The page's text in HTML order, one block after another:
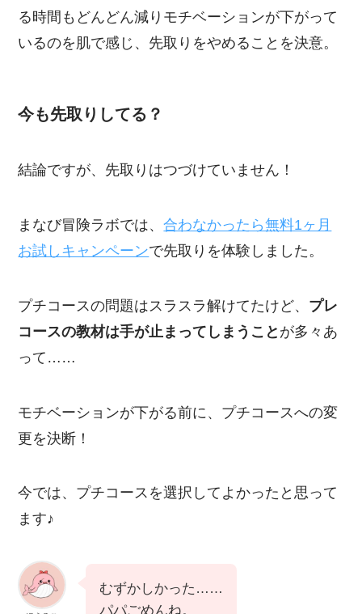
る時間もどんどん減りモチベーションが下がって
いるのを肌で感じ、先取りをやめることを決意。
今も先取りしてる？
結論ですが、先取りはつづけていません！
まなび冒険ラボでは、合わなかったら無料1ヶ月
お試しキャンペーンで先取りを体験しました。
プチコースの問題はスラスラ解けてたけど、 プレ
コースの教材は手が止まってしまうこと が多々あ
って……
モチベーションが下がる前に、プチコースへの変
更を決断！
今では、プチコースを選択してよかったと思って
ます♪
むずかしかった……
パパごめんね。